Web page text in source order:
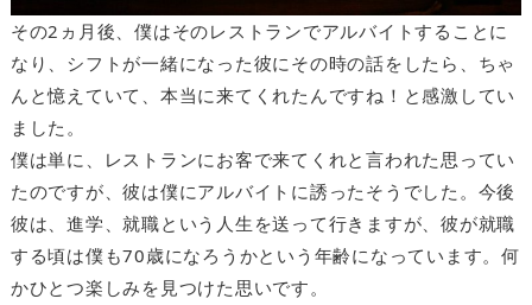
その2ヵ月後、僕はそのレストランでアルバイトすることに
なり、シフトが一緒になった彼にその時の話をしたら、ちゃ
んと憶えていて、本当に来てくれたんですね！と感激してい
ました。
僕は単に、レストランにお客で来てくれと言われた思ってい
たのですが、彼は僕にアルバイトに誘ったそうでした。今後
彼は、進学、就職という人生を送って行きますが、彼が就職
する頃は僕も70歳になろうかという年齢になっています。何
かひとつ楽しみを見つけた思いです。